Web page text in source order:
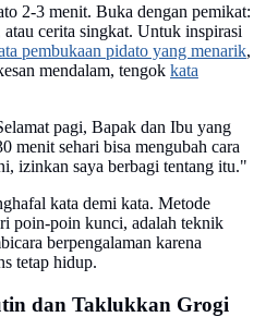
2-3 menit. Buka dengan pemikat:
cerita singkat. Untuk inspirasi
pembukaan pidato yang menarik,
mendalam, tengok kata
pagi, Bapak dan Ibu yang
menit sehari bisa mengubah cara
izinkan saya berbagi tentang itu."
kata demi kata. Metode
poin-poin kunci, adalah teknik
berpengalaman karena
tetap hidup.
dan Taklukkan Grogi